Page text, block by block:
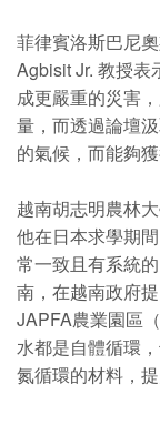
菲律賓洛斯巴尼
Agbisit Jr. 教授表
成更嚴重的災害
量，而透過論壇
的氣候，而能夠
越南胡志明農林
他在日本求學期
常一致且有系統
南，在越南政府
JAPFA農業園區
水都是自體循環
氮循環的材料，